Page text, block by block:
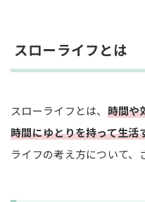
家事や趣味に手間
実践する
仕事や生活環境を
自然と触れる時間
まとめ
スローライフとは
スローライフとは、 時間や
時間にゆとりを持って生活
ライフの考え方について、